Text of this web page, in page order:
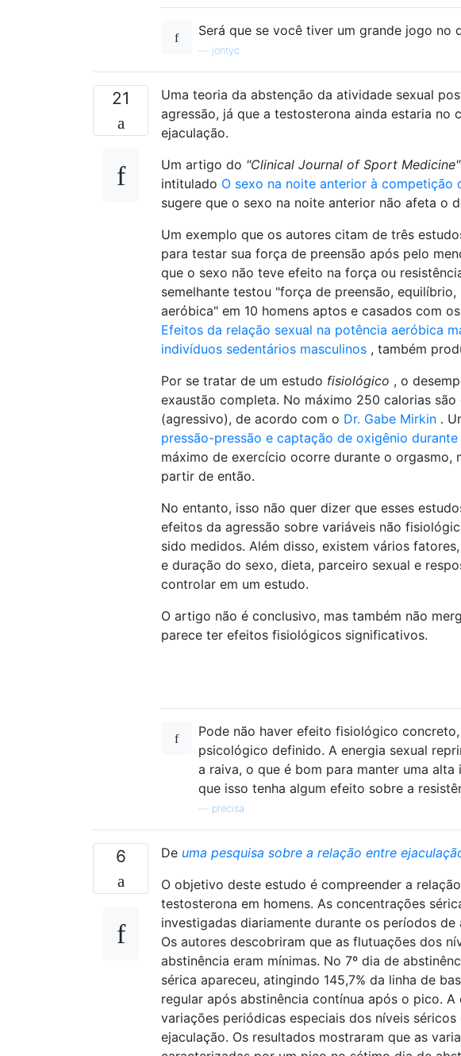
Será que se você tiver um grande jogo no
jontyc
21
Uma teoria da abstenção da atividade sexual
agressão, já que a testosterona ainda estaria no
ejaculação.
Um artigo do "Clinical Journal of Sport Medicine"
intitulado O sexo na noite anterior à competição
sugere que o sexo na noite anterior não afeta o
Um exemplo que os autores citam de três
para testar sua força de preensão após pelo
que o sexo não teve efeito na força ou
semelhante testou "força de preensão,
aeróbica" em 10 homens aptos e casados ​​com
Efeitos da relação sexual na potência aeróbica
indivíduos sedentários masculinos , também
Por se tratar de um estudo fisiológico , o
exaustão completa. No máximo 250 calorias
(agressivo), de acordo com o Dr. Gabe Mirkin .
pressão-pressão e captação de oxigênio
máximo de exercício ocorre durante o orgasmo,
partir de então.
No entanto, isso não quer dizer que esses
efeitos da agressão sobre variáveis ​​não
sido medidos. Além disso, existem vários
e duração do sexo, dieta, parceiro sexual e
controlar em um estudo.
O artigo não é conclusivo, mas também não
parece ter efeitos fisiológicos significativos.
Pode não haver efeito fisiológico
psicológico definido. A energia sexual
a raiva, o que é bom para manter uma
que isso tenha algum efeito sobre a
precisa
6 De uma pesquisa sobre a relação entre
O objetivo deste estudo é compreender a
testosterona em homens. As concentrações
investigadas diariamente durante os períodos
Os autores descobriram que as flutuações dos
abstinência eram mínimas. No 7º dia de
sérica apareceu, atingindo 145,7% da linha de
regular após abstinência contínua após o pico.
variações periódicas especiais dos níveis
ejaculação. Os resultados mostraram que as